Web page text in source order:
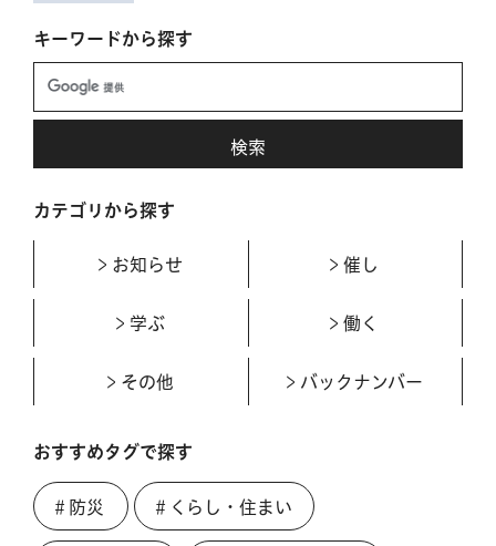
キーワードから探す
カテゴリから探す
お知らせ 催し
学ぶ 働く
その他 バックナンバー
おすすめタグで探す
＃防災 ＃くらし・住まい